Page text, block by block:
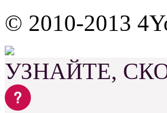
© 2010-2013
УЗНАЙТЕ,